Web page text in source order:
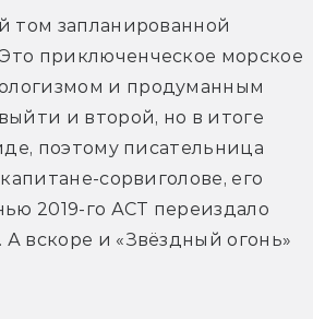
том запланированной
приключенческое морское
и продуманным
и второй, но в итоге
поэтому писательница
сорвиголове, его
2019-го АСТ переиздало
вскоре и «Звёздный огонь»